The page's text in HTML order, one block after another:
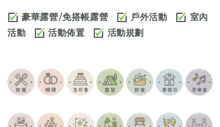
豪華露營/免搭帳露營 戶外活動
室內
活動
活動佈置 活動規劃